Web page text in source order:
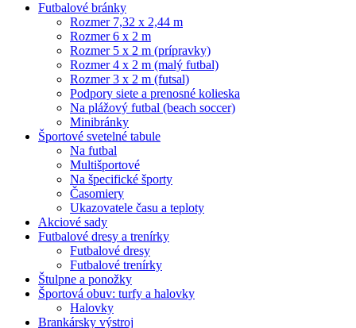
Futbalové bránky
Rozmer 7,32 x 2,44 m
Rozmer 6 x 2 m
Rozmer 5 x 2 m (prípravky)
Rozmer 4 x 2 m (malý futbal)
Rozmer 3 x 2 m (futsal)
Podpory siete a prenosné kolieska
Na plážový futbal (beach soccer)
Minibránky
Športové svetelné tabule
Na futbal
Multišportové
Na špecifické športy
Časomiery
Ukazovatele času a teploty
Akciové sady
Futbalové dresy a trenírky
Futbalové dresy
Futbalové trenírky
Štulpne a ponožky
Športová obuv: turfy a halovky
Halovky
Brankársky výstroj